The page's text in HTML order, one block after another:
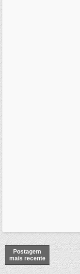
Postagem
mais recente